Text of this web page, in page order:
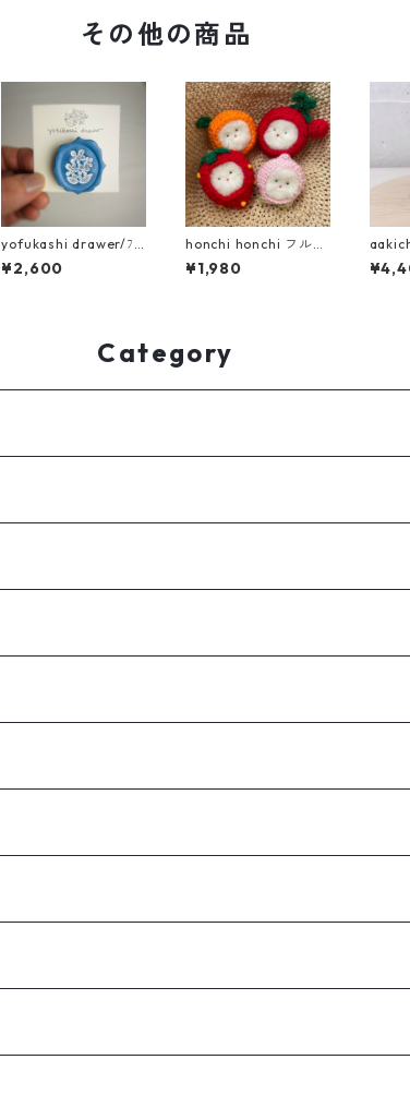
その他の商品
yofukashi drawer/ﾌﾞ
ﾛｰﾁ
¥2,600
honchi honchi フルー
ツこもちくん
¥1,980
一輪
Category